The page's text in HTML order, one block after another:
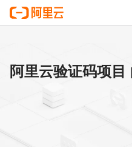
阿里云验证码项目